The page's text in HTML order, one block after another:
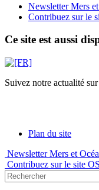
Newsletter Mers
Contribuez sur le
Ce site est aussi
Suivez notre actualité
Plan du site
Newsletter Mers et
Contribuez sur le site